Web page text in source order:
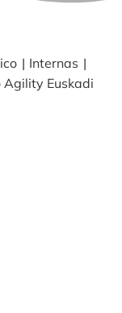
Internas
Agility Euskadi